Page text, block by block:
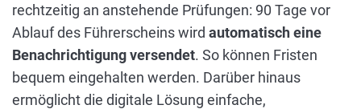
rechtzeitig an anstehende Prüfungen: 90 Tage vor
Ablauf des Führerscheins wird automatisch eine
Benachrichtigung versendet. So können Fristen
bequem eingehalten werden. Darüber hinaus
ermöglicht die digitale Lösung einfache,